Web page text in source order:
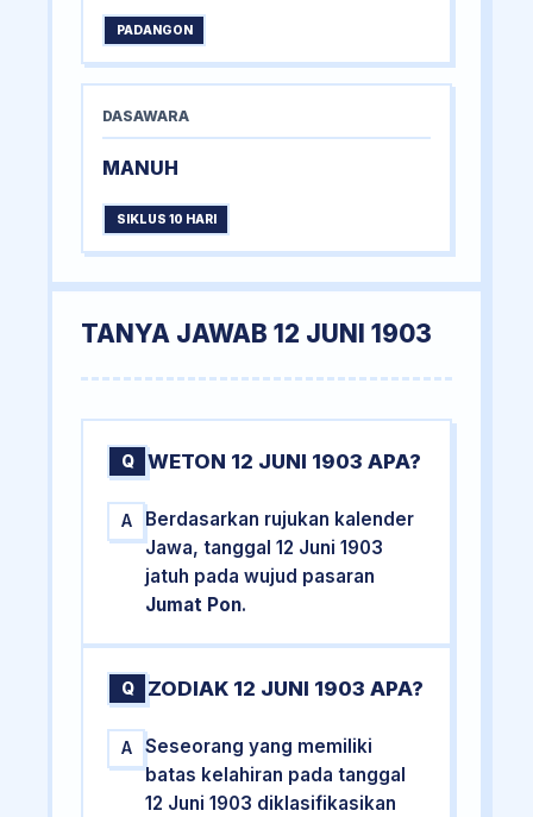
PADANGON
DASAWARA
MANUH
SIKLUS 10 HARI
TANYA JAWAB 12 JUNI 1903
Q WETON 12 JUNI 1903 APA?
A
Berdasarkan rujukan kalender
Jawa, tanggal 12 Juni 1903
jatuh pada wujud pasaran
Jumat Pon.
Q ZODIAK 12 JUNI 1903 APA?
A
Seseorang yang memiliki
batas kelahiran pada tanggal
12 Juni 1903 diklasifikasikan